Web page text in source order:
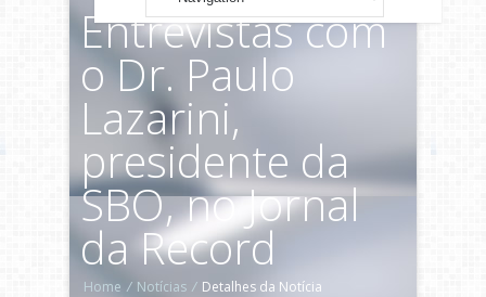
Entrevistas com
o Dr. Paulo
Lazarini,
presidente da
SBO, no Jornal
da Record
Home / Notícias / Detalhes da Notícia